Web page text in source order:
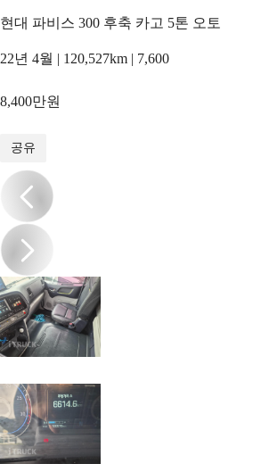
현대 파비스 300 후축 카고 5톤 오토
22년 4월 | 120,527km | 7,600
8,400만원
공유
/20